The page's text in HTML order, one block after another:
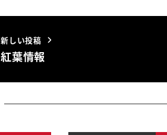
新しい投稿
紅葉情報